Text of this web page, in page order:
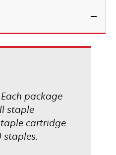
package
staple
cartridge
staples.